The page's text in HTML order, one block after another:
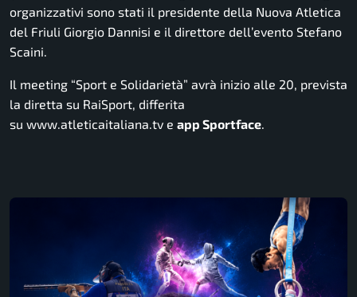
organizzativi sono stati il presidente della Nuova Atletica
del Friuli Giorgio Dannisi e il direttore dell’evento Stefano
Scaini.
Il meeting “Sport e Solidarietà” avrà inizio alle 20, prevista
la diretta su RaiSport, differita
su www.atleticaitaliana.tv e app Sportface.